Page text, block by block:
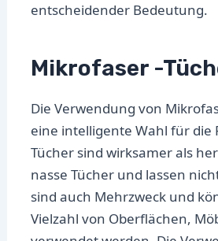
entscheidender Bedeutung.
Mikrofaser -
Die Verwendung von
eine intelligente Wahl für die
Tücher sind wirksamer als
nasse Tücher und lassen
sind auch Mehrzweck und
Vielzahl von Oberflächen,